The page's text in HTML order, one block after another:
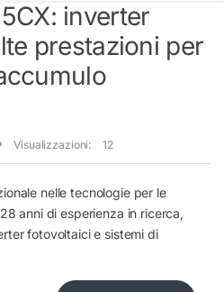
inverter
prestazioni per
Visualizzazioni: 12
nelle tecnologie per le
anni di esperienza in ricerca,
fotovoltaici e sistemi di